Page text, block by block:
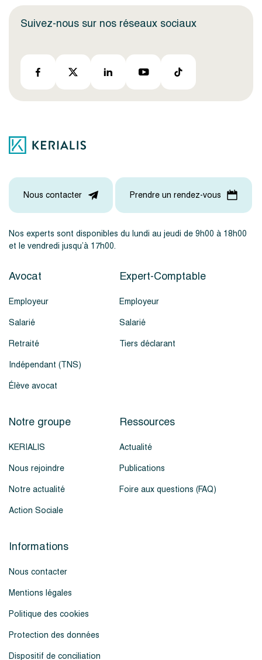
Suivez-nous sur nos réseaux sociaux
Nos experts sont disponibles du lundi au jeudi de 9h00 à 18h00
et le vendredi jusqu’à 17h00.
Nous contacter Prendre un rendez-vous
Avocat
Employeur
Salarié
Retraité
Indépendant (TNS)
Élève avocat
Expert-Comptable
Employeur
Salarié
Tiers déclarant
Notre groupe
KERIALIS
Nous rejoindre
Notre actualité
Action Sociale
Ressources
Actualité
Publications
Foire aux questions (FAQ)
Informations
Nous contacter
Mentions légales
Politique des cookies
Protection des données
Dispositif de conciliation